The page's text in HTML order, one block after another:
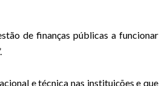
de finanças públicas a funcionar
e técnica nas instituições e que